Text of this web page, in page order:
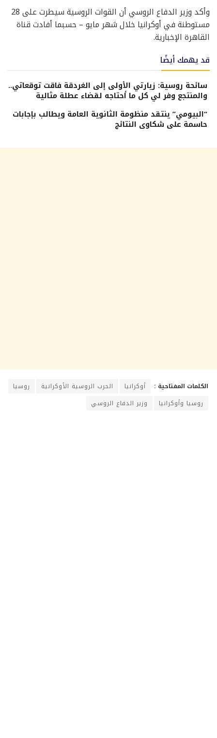
وأكد وزير الدفاع الروسي أن القوات الروسية سيطرت على 28
مستوطنة في أوكرانيا خلال شهر مايو – حسبما أفادت قناة
القاهرة الإخبارية.
قد يهمك أيضًا
سائحة روسية: زيارتي الأولى إلى الغردقة فاقت توقعاتي..
والمنتجع وفر لي كل ما أحتاجه لقضاء عطلة مثالية
“البيومي” ينتقد منظومة الثانوية العامة ويطالب بإجابات
حاسمة على شكاوى النتائج
الكلمات المفتاحية : أوكرانيا الحرب الروسية الأوكرانية
روسيا
روسيا وأوكرانيا
وزير الدفاع الروسي